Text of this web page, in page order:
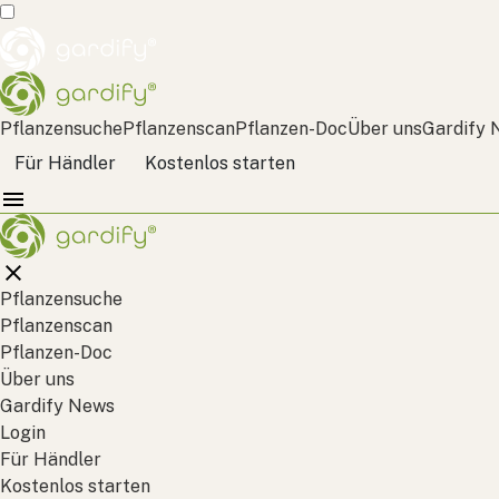
PflanzensuchePflanzenscanPflanzen-DocÜber unsGardify
Für Händler
Kostenlos starten
Pflanzensuche
Pflanzenscan
Pflanzen-Doc
Über uns
Gardify News
Login
Für Händler
Kostenlos starten